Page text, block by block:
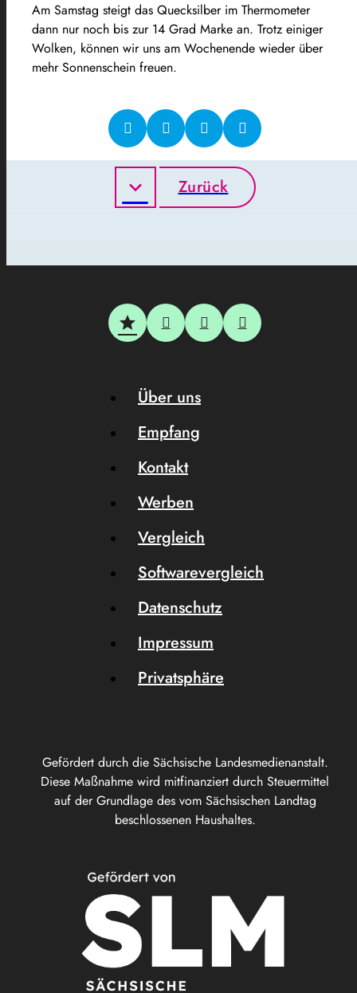
Am Samstag steigt das Quecksilber im Thermometer
dann nur noch bis zur 14 Grad Marke an. Trotz einiger
Wolken, können wir uns am Wochenende wieder über
mehr Sonnenschein freuen.
Zurück
Gefördert durch die Sächsische Landesmedienanstalt.
Diese Maßnahme wird mitfinanziert durch Steuermittel
auf der Grundlage des vom Sächsischen Landtag
beschlossenen Haushaltes.
Über uns
Empfang
Kontakt
Werben
Vergleich
Softwarevergleich
Datenschutz
Impressum
Privatsphäre